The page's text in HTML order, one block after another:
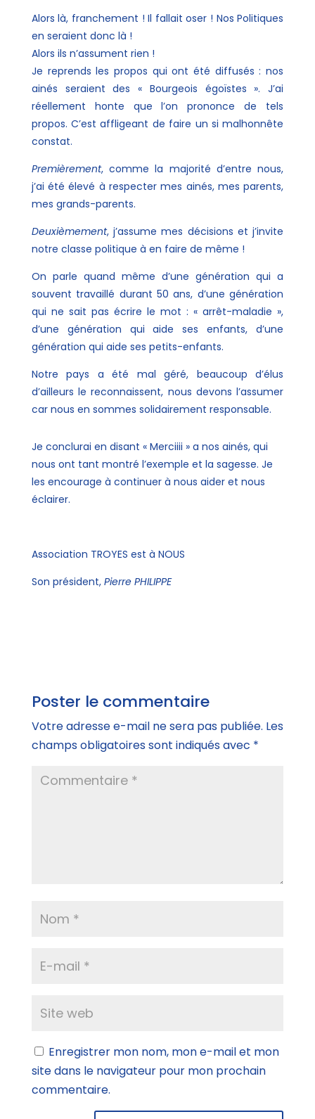
Alors là, franchement ! Il fallait oser ! Nos Politiques
en seraient donc là !
Alors ils n’assument rien !
Je reprends les propos qui ont été diffusés : nos
ainés seraient des « Bourgeois égoïstes ». J’ai
réellement honte que l’on prononce de tels
propos. C’est affligeant de faire un si malhonnête
constat.
Premièrement, comme la majorité d’entre nous,
j’ai été élevé à respecter mes ainés, mes parents,
mes grands-parents.
Deuxièmement, j’assume mes décisions et j’invite
notre classe politique à en faire de même !
On parle quand même d’une génération qui a
souvent travaillé durant 50 ans, d’une génération
qui ne sait pas écrire le mot : « arrêt-maladie »,
d’une génération qui aide ses enfants, d’une
génération qui aide ses petits-enfants.
Notre pays a été mal géré, beaucoup d’élus
d’ailleurs le reconnaissent, nous devons l’assumer
car nous en sommes solidairement responsable.
Je conclurai en disant « Merciiii » a nos ainés, qui
nous ont tant montré l’exemple et la sagesse. Je
les encourage à continuer à nous aider et nous
éclairer.
Association TROYES est à NOUS
Son président, Pierre PHILIPPE
Poster le commentaire
Votre adresse e-mail ne sera pas publiée. Les
champs obligatoires sont indiqués avec *
Enregistrer mon nom, mon e-mail et mon
site dans le navigateur pour mon prochain
commentaire.